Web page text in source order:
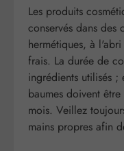
Les produits
conservés dans des
hermétiques, à
frais. La durée de
ingrédients utilisés ;
baumes doivent
mois. Veillez
mains propres afin